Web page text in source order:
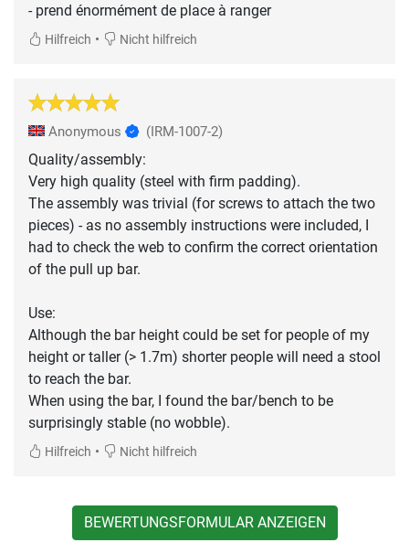
- prend énormément de place à ranger
Hilfreich • Nicht hilfreich
Anonymous (IRM-1007-2)
Quality/assembly:
Very high quality (steel with firm padding).
The assembly was trivial (for screws to attach the two
pieces) - as no assembly instructions were included, I
had to check the web to confirm the correct orientation
of the pull up bar.
Use:
Although the bar height could be set for people of my
height or taller (> 1.7m) shorter people will need a stool
to reach the bar.
When using the bar, I found the bar/bench to be
surprisingly stable (no wobble).
Hilfreich • Nicht hilfreich
BEWERTUNGSFORMULAR ANZEIGEN